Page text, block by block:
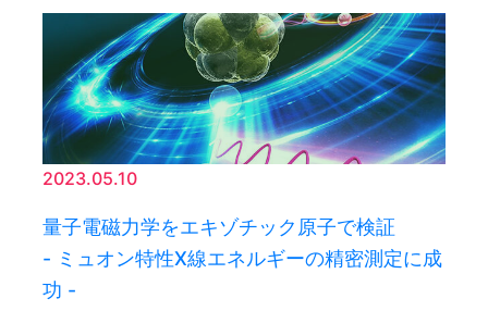
2023.05.10
量子電磁力学をエキゾチック原子で検証
- ミュオン特性X線エネルギーの精密測定に成
功 -